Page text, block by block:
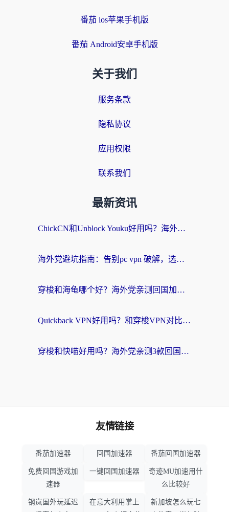
番茄 ios苹果手机版
番茄 Android安卓手机版
关于我们
服务条款
隐私协议
应用权限
联系我们
最新资讯
ChickCN和Unblock Youku好用吗？海外党亲测3款回国加速器，附iOS免费选择指南
海外党避坑指南：告别pc vpn 破解，选对回国加速器轻松访问国内资源
穿梭和海龟哪个好？海外党亲测回国加速器，附电脑免费VPN推荐
Quickback VPN好用吗？和穿梭VPN对比哪个回国效果更好？海外党必看的真实测评与选择指南
穿梭和快喵好用吗？海外党亲测3款回国加速器，附日本回国VPN避坑指南
友情链接
番茄加速器 回国加速器 番茄回国加速器
免费回国游戏加
速器
一键回国加速器
奇迹MU加速用什
么比较好
钢岚国外玩延迟
在意大利用掌上
新加坡怎么玩七